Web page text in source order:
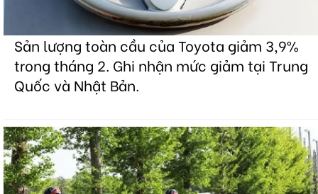
Sản lượng toàn cầu của Toyota giảm 3,9%
trong tháng 2. Ghi nhận mức giảm tại Trung
Quốc và Nhật Bản.